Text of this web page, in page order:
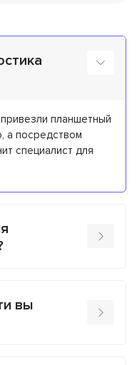
планшетный
а посредством
специалист для
вы